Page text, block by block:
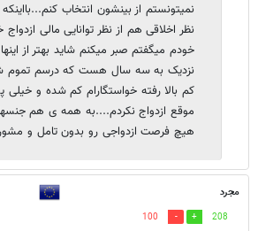
نمیتونستم از بینشون انتخاب
نظر اخلاقی هم از نظر توانایی مالی
خودم میگفتم صبر میکنم شاید بهتر از
نزدیک به سه سال هست که درسم تموم
کم بالا رفته خواستگارام کم شده و
موقع ازدواج نکردم....به همه ی هم
هیچ فرصت ازدواجی رو بدون تامل و
مجرد
208
100